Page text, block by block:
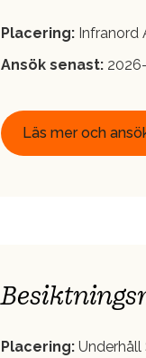
Placering: Infranord
Ansök senast:
Läs mer och
Placering: